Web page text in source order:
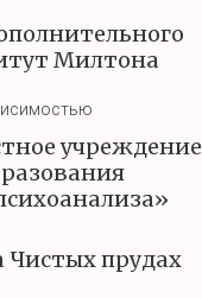
Милтона
учреждение
Чистых прудах